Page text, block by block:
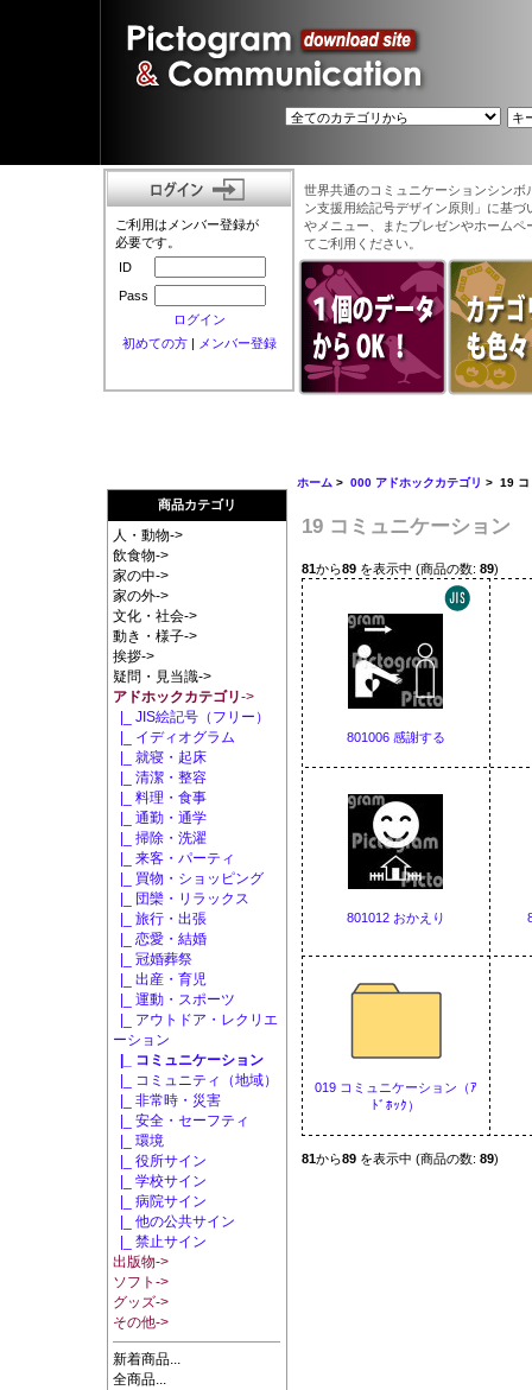
ご利用はメンバー登録が
必要です。
ID
Pass
ログイン
初めての方| メンバー登録
世界共通のコミュニケーションシン
ン支援用絵記号デザイン原則」に基
やメニュー、またプレゼンやホーム
てご利用ください。
商品カテゴリ
人・動物->
飲食物->
家の中->
家の外->
文化・社会->
動き・様子->
挨拶->
疑問・見当識->
アドホックカテゴリ->
|_ JIS絵記号（フリー）
|_ イディオグラム
|_ 就寝・起床
|_ 清潔・整容
|_ 料理・食事
|_ 通勤・通学
|_ 掃除・洗濯
|_ 来客・パーティ
|_ 買物・ショッピング
|_ 団欒・リラックス
|_ 旅行・出張
|_ 恋愛・結婚
|_ 冠婚葬祭
|_ 出産・育児
|_ 運動・スポーツ
|_ アウトドア・レクリエ
ーション
|_ コミュニケーション
|_ コミュニティ（地域）
|_ 非常時・災害
|_ 安全・セーフティ
|_ 環境
|_ 役所サイン
|_ 学校サイン
|_ 病院サイン
|_ 他の公共サイン
|_ 禁止サイン
出版物->
ソフト->
グッズ->
その他->
新着商品...
全商品...
ホーム >000 アドホックカテゴリ > 19 コ
19 コミュニケーション
81から89を表示中 (商品の数: 89)
801006 感謝する
801012 おかえり
019 コミュニケーション（ｱ
ﾄﾞﾎｯｸ）
81から89を表示中 (商品の数: 89)